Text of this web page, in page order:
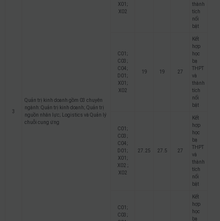
3
Quản trị kinh doanh gồm 03 chuyên
ngành: Quản trị kinh doanh; Quản trị
nguồn nhân lực; Logistics và Quản lý
chuỗi cung ứng
X01;
X02
thành
tích
nổi
bật
C01;
C03;
C04;
D01;
X01;
X02
19 19 27
Kết
hợp
học
bạ
THPT
và
thành
tích
nổi
bật
C01;
C03;
C04;
D01;
X01;
X02 ;
X02
27.25 27.5 27
Kết
hợp
học
bạ
THPT
và
thành
tích
nổi
bật
C01;
C03;
Kết
hợp
học
bạ